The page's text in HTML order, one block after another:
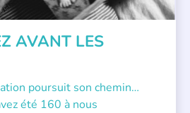
AVANT LES
poursuit son chemin…
été 160 à nous